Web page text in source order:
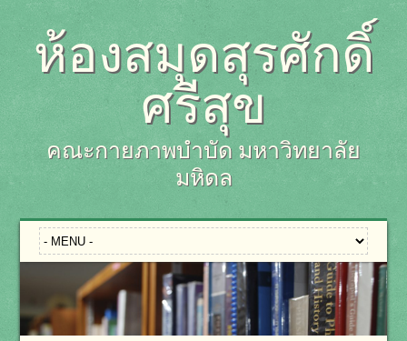
ห้องสมุดสุรศักดิ์
ศรีสุข
คณะกายภาพบำบัด มหาวิทยาลัย
มหิดล